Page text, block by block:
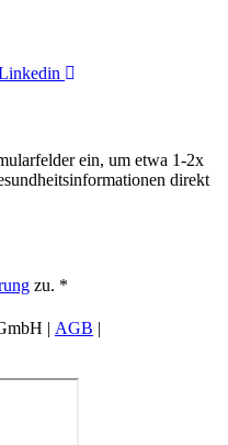
ein, um etwa 1-2x
direkt
zu. *
| AGB |